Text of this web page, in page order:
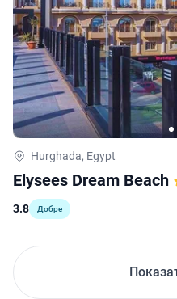
Hurghada, Egypt
Elysees Dream Beach
3.8 Добре